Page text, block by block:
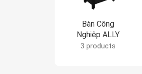
Bàn Công
Nghiệp ALLY
3 products